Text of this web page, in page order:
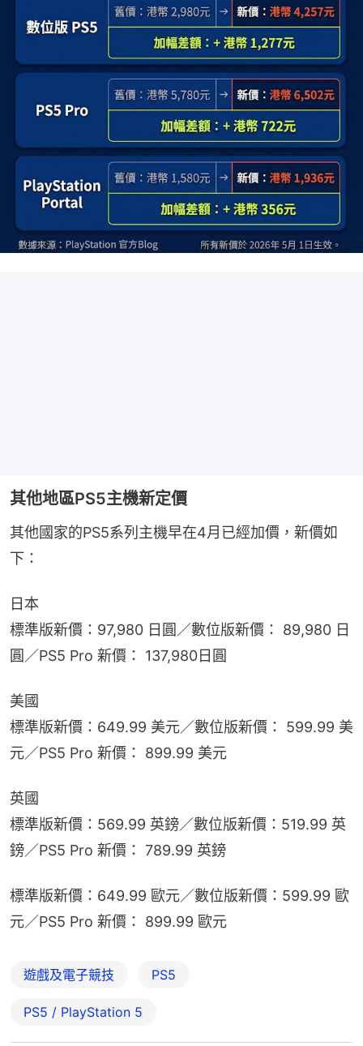
其他地區PS5主機新定價
其他國家的PS5系列主機早在4月已經加價，新價如
下：
日本
標準版新價：97,980 日圓／數位版新價： 89,980 日
圓／PS5 Pro 新價： 137,980日圓
美國
標準版新價：649.99 美元／數位版新價： 599.99 美
元／PS5 Pro 新價： 899.99 美元
英國
標準版新價：569.99 英鎊／數位版新價：519.99 英
鎊／PS5 Pro 新價： 789.99 英鎊
標準版新價：649.99 歐元／數位版新價：599.99 歐
元／PS5 Pro 新價： 899.99 歐元
遊戲及電子競技 PS5
PS5 / PlayStation 5